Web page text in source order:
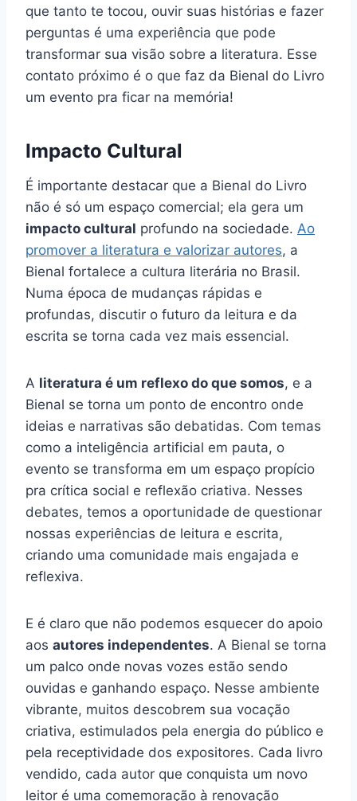
que tanto te tocou, ouvir suas histórias e fazer
perguntas é uma experiência que pode
transformar sua visão sobre a literatura. Esse
contato próximo é o que faz da Bienal do Livro
um evento pra ficar na memória!
Impacto Cultural
É importante destacar que a Bienal do Livro
não é só um espaço comercial; ela gera um
impacto cultural profundo na sociedade. Ao
promover a literatura e valorizar autores, a
Bienal fortalece a cultura literária no Brasil.
Numa época de mudanças rápidas e
profundas, discutir o futuro da leitura e da
escrita se torna cada vez mais essencial.
A literatura é um reflexo do que somos, e a
Bienal se torna um ponto de encontro onde
ideias e narrativas são debatidas. Com temas
como a inteligência artificial em pauta, o
evento se transforma em um espaço propício
pra crítica social e reflexão criativa. Nesses
debates, temos a oportunidade de questionar
nossas experiências de leitura e escrita,
criando uma comunidade mais engajada e
reflexiva.
E é claro que não podemos esquecer do apoio
aos autores independentes. A Bienal se torna
um palco onde novas vozes estão sendo
ouvidas e ganhando espaço. Nesse ambiente
vibrante, muitos descobrem sua vocação
criativa, estimulados pela energia do público e
pela receptividade dos expositores. Cada livro
vendido, cada autor que conquista um novo
leitor é uma comemoração à renovação